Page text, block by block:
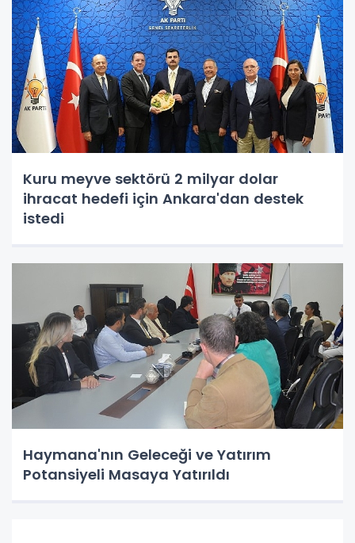
Kuru meyve sektörü 2 milyar dolar
ihracat hedefi için Ankara'dan destek
istedi
Haymana'nın Geleceği ve Yatırım
Potansiyeli Masaya Yatırıldı